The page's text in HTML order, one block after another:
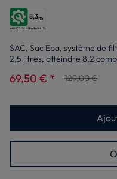
8,3/10
SAC, Sac Epa, système de
2,5 litres, atteindre 8,2
69,50 € * 129,00 €